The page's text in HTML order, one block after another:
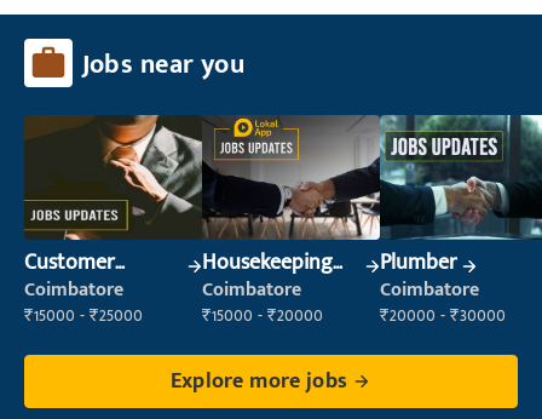
Jobs near you
Customer
Service Executive
(Customer
Coimbatore
₹15000 - ₹25000
Housekeeping
Staff
(Housekeeping)
Coimbatore
₹15000 - ₹20000
Plumber
Coimbatore
₹20000 - ₹30000
Explore more jobs